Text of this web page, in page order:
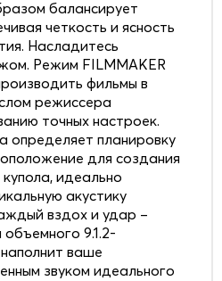
балансирует
четкость и ясность
Насладитесь
Режим FILMMAKER
фильмы в
режиссера
точных настроек.
определяет планировку
для создания
купола, идеально
акустику
вздох и удар –
9.1.2-
ваше
звуком идеального